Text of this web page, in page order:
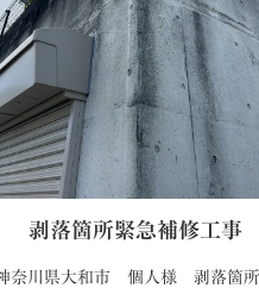
剥落箇所緊急補修工事
神奈川県大和市 個人様 剥落箇